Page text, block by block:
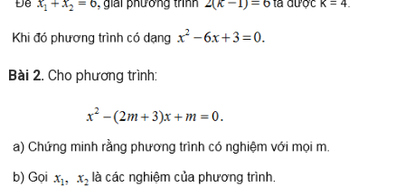
Bài 2. Cho phương trình: